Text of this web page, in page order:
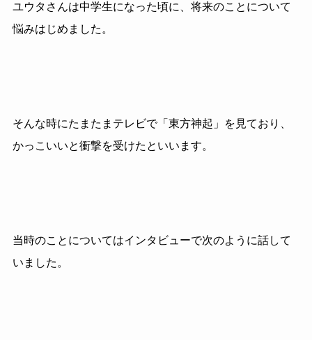
ユウタさんは中学生になった頃に、将来のことについて
悩みはじめました。
そんな時にたまたまテレビで「東方神起」を見ており、
かっこいいと衝撃を受けたといいます。
当時のことについてはインタビューで次のように話して
いました。